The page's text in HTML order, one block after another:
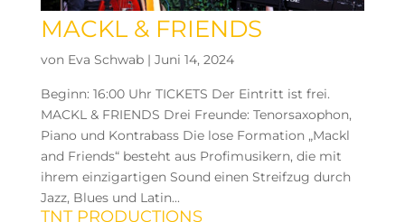
MACKL & FRIENDS
von Eva Schwab| Juni 14, 2024
Beginn: 16:00 Uhr TICKETS Der Eintritt ist frei.
MACKL & FRIENDS Drei Freunde: Tenorsaxophon,
Piano und Kontrabass Die lose Formation „Mackl
and Friends“ besteht aus Profimusikern, die mit
ihrem einzigartigen Sound einen Streifzug durch
Jazz, Blues und Latin...
TNT PRODUCTIONS